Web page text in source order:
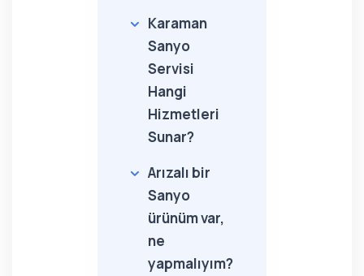
Karaman
Sanyo
Servisi
Hangi
Hizmetleri
Sunar?
Arızalı bir
Sanyo
ürünüm var,
ne
yapmalıyım?